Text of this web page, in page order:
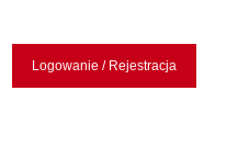
Logowanie / Rejestracja